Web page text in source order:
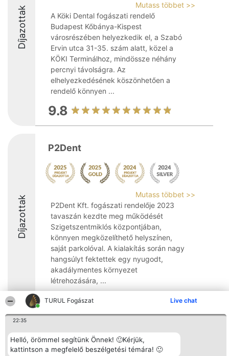
TURUL Fogászat Live chat
22:35
Helló, örömmel segítünk Önnek! 🙂Kérjük,
kattintson a megfelelő beszélgetési témára! 🙂
Díjazottak
Mutass többet >>
A Köki Dental fogászati rendelő
Budapest Kőbánya-Kispest
városrészében helyezkedik el, a Szabó
Ervin utca 31-35. szám alatt, közel a
KÖKI Terminálhoz, mindössze néhány
percnyi távolságra. Az
elhelyezkedésének köszönhetően a
rendelő könnyen ...
9.8
Díjazottak
P2Dent
Mutass többet >>
P2Dent Kft. fogászati rendelője 2023
tavaszán kezdte meg működését
Szigetszentmiklós központjában,
könnyen megközelíthető helyszínen,
saját parkolóval. A kialakítás során nagy
hangsúlyt fektettek egy nyugodt,
akadálymentes környezet
létrehozására, ...
9.5
Rangsorszervező
SC Beautiful Company S.R.L.
Bulevardul Aleea Timișul De
Népszavazás
Nyertesek
Az összes
Elérhetőség